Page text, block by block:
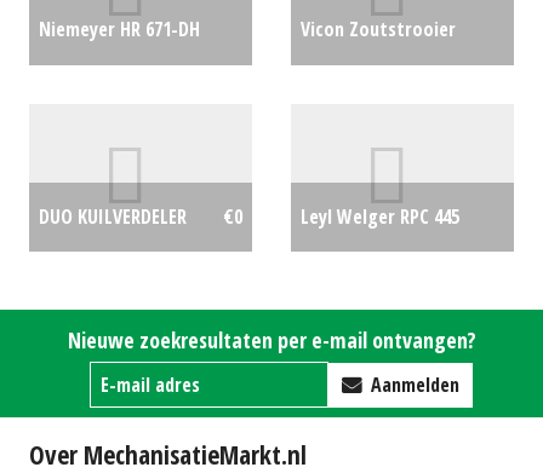
Niemeyer HR 671-DH
Vicon Zoutstrooier
DUO KUILVERDELER €0
Leyl Welger RPC 445
Nieuwe zoekresultaten per e-mail ontvangen?
Aanmelden
Over MechanisatieMarkt.nl